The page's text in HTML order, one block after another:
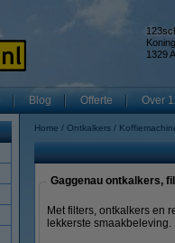
1329
Blog Offerte Over
Home Ontkalkers
Gaggenau ontkalkers,
Met filters, ontkalkers en
lekkerste